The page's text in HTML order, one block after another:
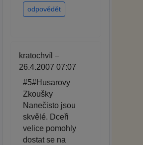
odpovědět
kratochvíl –
26.4.2007 07:07
#5#Husarovy
Zkoušky
Nanečisto jsou
skvělé. Dceři
velice pomohly
dostat se na